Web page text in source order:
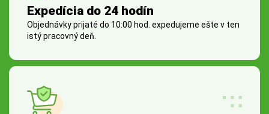
Expedícia do 24 hodín
Objednávky prijaté do 10:00 hod. expedujeme ešte v ten
istý pracovný deň.